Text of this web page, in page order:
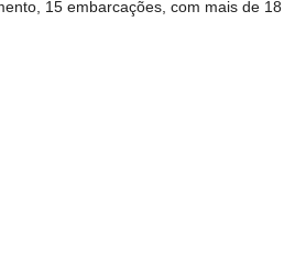
15 embarcações, com mais de 18